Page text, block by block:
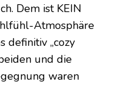
Dem ist KEIN
Atmosphäre
definitiv „cozy
und die
waren